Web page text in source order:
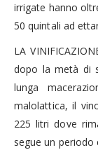
irrigate hanno
50 quintali ad
LA
dopo la metà di
lunga
malolattica, il
225 litri dove
segue un